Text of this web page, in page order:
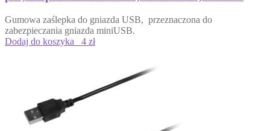
Gumowa zaślepka do gniazda USB, przeznaczona do
zabezpieczania gniazda miniUSB.
Dodaj do koszyka
4 zł